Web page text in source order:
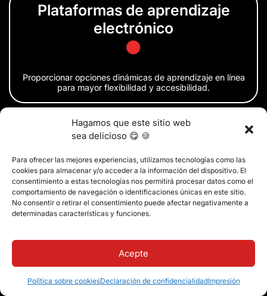
Hagamos que este sitio web
sea delicioso 😋 🍪
Para ofrecer las mejores experiencias, utilizamos tecnologías como las
cookies para almacenar y/o acceder a la información del dispositivo. El
consentimiento a estas tecnologías nos permitirá procesar datos como el
comportamiento de navegación o identificaciones únicas en este sitio.
No consentir o retirar el consentimiento puede afectar negativamente a
determinadas características y funciones.
Acepte
Política sobre cookiesDeclaración de confidencialidadImpresión
Plataformas de aprendizaje
electrónico
Proporcionar opciones dinámicas de aprendizaje en línea
para mayor flexibilidad y accesibilidad.
Gestión de la
acreditación
Mantener y gestionar las normas de acreditación para
preservar la integridad y la calidad de la educación.